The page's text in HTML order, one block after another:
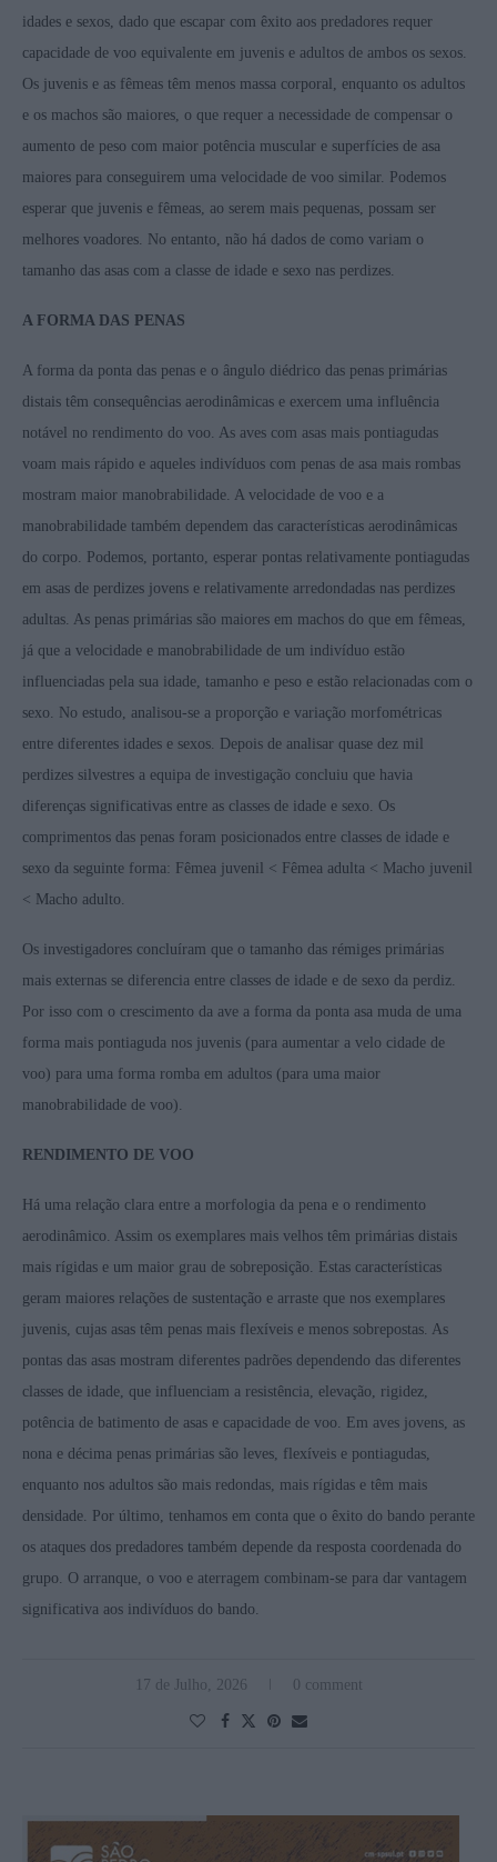
idades e sexos, dado que escapar com êxito aos predadores requer
capacidade de voo equivalente em juvenis e adultos de ambos os sexos.
Os juvenis e as fêmeas têm menos massa corporal, enquanto os adultos
e os machos são maiores, o que requer a necessidade de compensar o
aumento de peso com maior potência muscular e superfícies de asa
maiores para conseguirem uma velocidade de voo similar. Podemos
esperar que juvenis e fêmeas, ao serem mais pequenas, possam ser
melhores voadores. No entanto, não há dados de como variam o
tamanho das asas com a classe de idade e sexo nas perdizes.
A FORMA DAS PENAS
A forma da ponta das penas e o ângulo diédrico das penas primárias
distais têm consequências aerodinâmicas e exercem uma influência
notável no rendimento do voo. As aves com asas mais pontiagudas
voam mais rápido e aqueles indivíduos com penas de asa mais rombas
mostram maior manobrabilidade. A velocidade de voo e a
manobrabilidade também dependem das características aerodinâmicas
do corpo. Podemos, portanto, esperar pontas relativamente pontiagudas
em asas de perdizes jovens e relativamente arredondadas nas perdizes
adultas. As penas primárias são maiores em machos do que em fêmeas,
já que a velocidade e manobrabilidade de um indivíduo estão
influenciadas pela sua idade, tamanho e peso e estão relacionadas com o
sexo. No estudo, analisou-se a proporção e variação morfométricas
entre diferentes idades e sexos. Depois de analisar quase dez mil
perdizes silvestres a equipa de investigação concluiu que havia
diferenças significativas entre as classes de idade e sexo. Os
comprimentos das penas foram posicionados entre classes de idade e
sexo da seguinte forma: Fêmea juvenil < Fêmea adulta < Macho juvenil
< Macho adulto.
Os investigadores concluíram que o tamanho das rémiges primárias
mais externas se diferencia entre classes de idade e de sexo da perdiz.
Por isso com o crescimento da ave a forma da ponta asa muda de uma
forma mais pontiaguda nos juvenis (para aumentar a velo cidade de
voo) para uma forma romba em adultos (para uma maior
manobrabilidade de voo).
RENDIMENTO DE VOO
Há uma relação clara entre a morfologia da pena e o rendimento
aerodinâmico. Assim os exemplares mais velhos têm primárias distais
mais rígidas e um maior grau de sobreposição. Estas características
geram maiores relações de sustentação e arraste que nos exemplares
juvenis, cujas asas têm penas mais flexíveis e menos sobrepostas. As
pontas das asas mostram diferentes padrões dependendo das diferentes
classes de idade, que influenciam a resistência, elevação, rigidez,
potência de batimento de asas e capacidade de voo. Em aves jovens, as
nona e décima penas primárias são leves, flexíveis e pontiagudas,
enquanto nos adultos são mais redondas, mais rígidas e têm mais
densidade. Por último, tenhamos em conta que o êxito do bando perante
os ataques dos predadores também depende da resposta coordenada do
grupo. O arranque, o voo e aterragem combinam-se para dar vantagem
significativa aos indivíduos do bando.
17 de Julho, 2026 0 comment